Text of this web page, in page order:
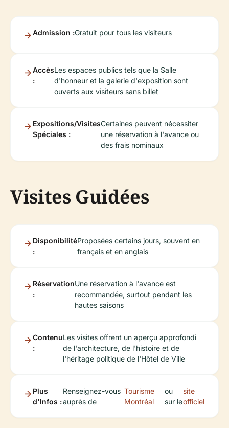
Admission :Gratuit pour tous les visiteurs
Accès
:
Les espaces publics tels que la Salle
d'honneur et la galerie d'exposition sont
ouverts aux visiteurs sans billet
Expositions/Visites
Spéciales :
Certaines peuvent nécessiter
une réservation à l'avance ou
des frais nominaux
Visites Guidées
Disponibilité
:
Proposées certains jours, souvent en
français et en anglais
Réservation
:
Une réservation à l'avance est
recommandée, surtout pendant les
hautes saisons
Contenu
:
Les visites offrent un aperçu approfondi
de l'architecture, de l'histoire et de
l'héritage politique de l'Hôtel de Ville
Plus
d'Infos :
Renseignez-vous
auprès de
Tourisme
Montréal
ou
sur le
site
officiel